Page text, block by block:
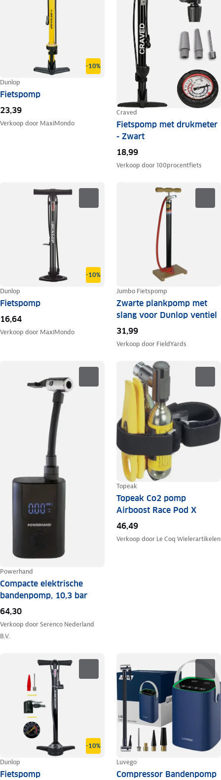
-10%
Dunlop
Fietspomp
23,39
Verkoop door MaxiMondo
Craved
Fietspomp met drukmeter
- Zwart
18,99
Verkoop door100procentfiets
-10%
Dunlop
Fietspomp
16,64
Verkoop door MaxiMondo
Jumbo Fietspomp
Zwarte plankpomp met
slang voor Dunlop ventiel
31,99
Verkoop door FieldYards
Powerhand
Compacte elektrische
bandenpomp, 10,3 bar
64,30
Verkoop doorSerenco Nederland
B.V.
Topeak
Topeak Co2 pomp
Airboost Race Pod X
46,49
Verkoop door Le Coq Wielerartikelen
-10%
Dunlop
Fietspomp
Luvego
Compressor Bandenpomp